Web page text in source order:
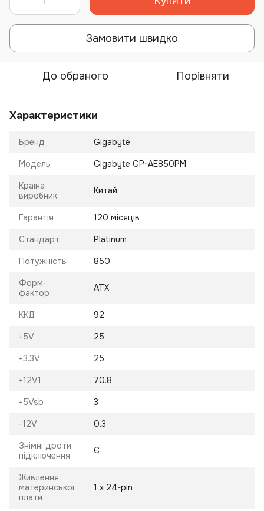
Замовити швидко
До обраного Порівняти
Характеристики
Бренд Gigabyte
Модель Gigabyte GP-AE850PM
Країна
виробник
Китай
Гарантія 120 місяців
Стандарт Platinum
Потужність 850
Форм-
фактор
ATX
ККД 92
+5V 25
+3.3V 25
+12V1 70.8
+5Vsb 3
-12V 0.3
Знімні дроти
підключення
Є
Живлення
материнської
плати
1 х 24-pin